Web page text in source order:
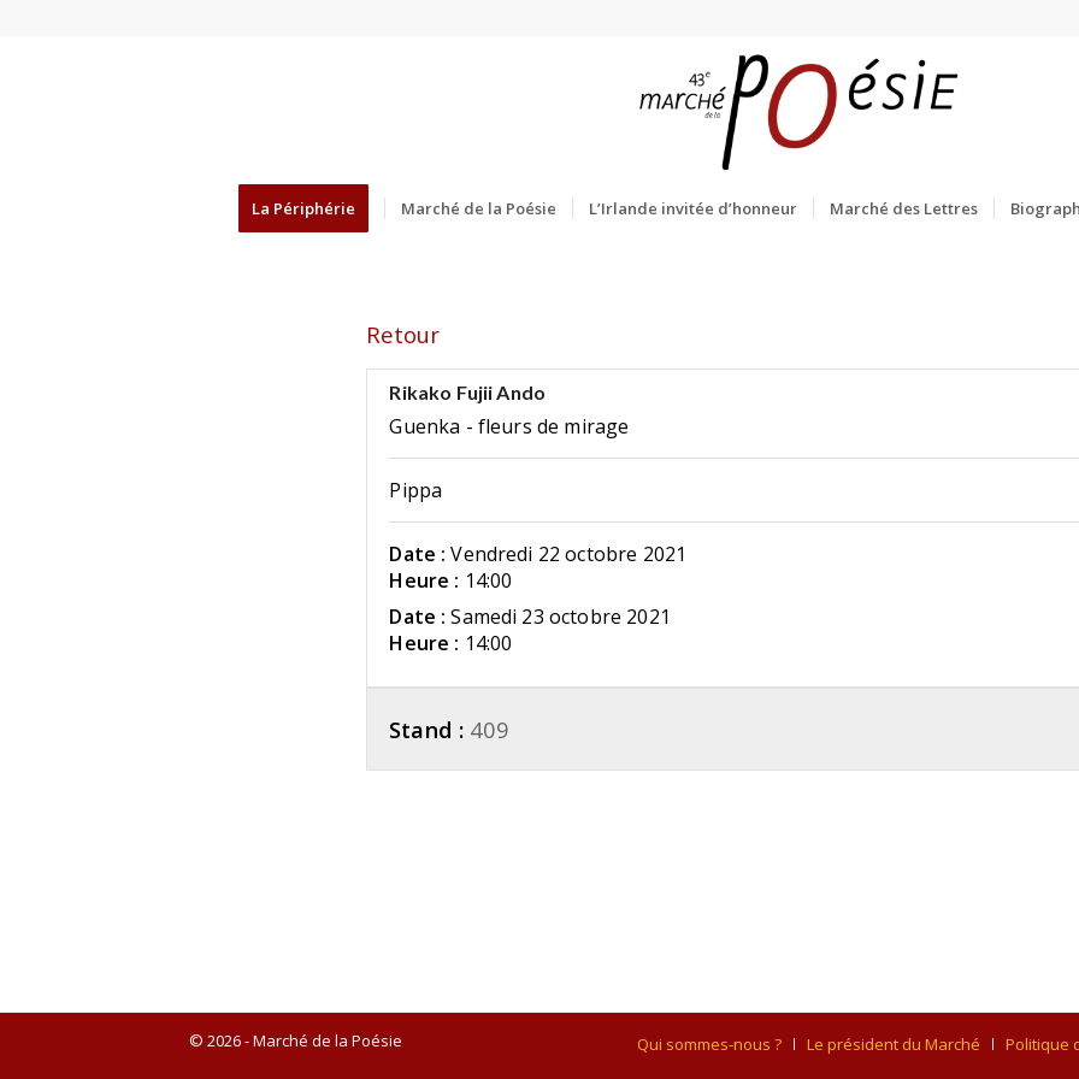
La Périphérie Marché de la Poésie L’Irlande invitée d’honneur Marché des Lettres
Retour
Rikako Fujii Ando
Guenka - fleurs de mirage
Pippa
Date : Vendredi 22 octobre 2021
Heure : 14:00
Date : Samedi 23 octobre 2021
Heure : 14:00
Stand : 409
© 2026 - Marché de la Poésie Qui sommes-nous ? Le président du Marché Politique